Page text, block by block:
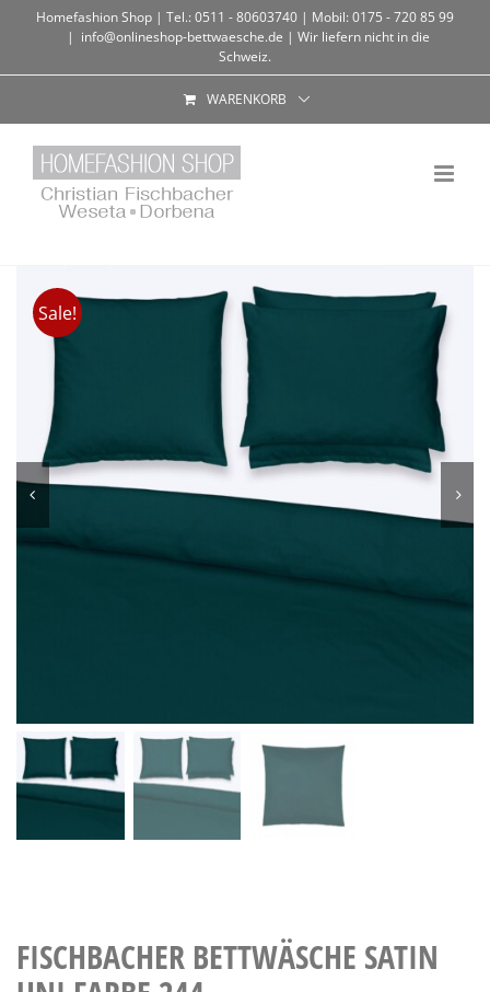
Homefashion Shop | Tel.: 0511 - 80603740 | Mobil: 0175 - 720 85 99
| info@onlineshop-bettwaesche.de | Wir liefern nicht in die
Schweiz.
WARENKORB
Sale!
FISCHBACHER BETTWÄSCHE SATIN